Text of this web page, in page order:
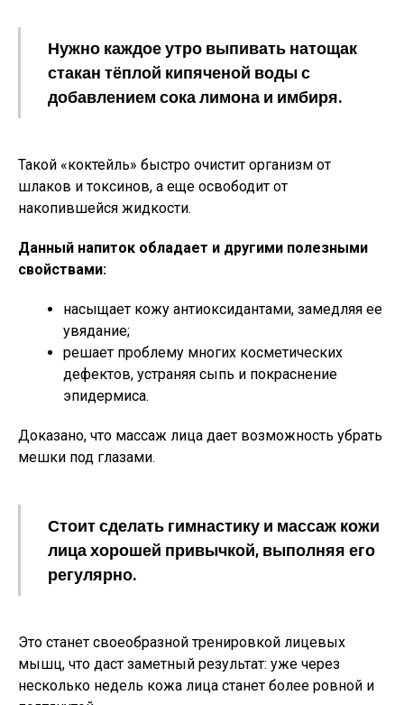
Нужно каждое утро выпивать натощак
стакан тёплой кипяченой воды с
добавлением сока лимона и имбиря.
Такой «коктейль» быстро очистит организм от
шлаков и токсинов, а еще освободит от
накопившейся жидкости.
Данный напиток обладает и другими полезными
свойствами:
насыщает кожу антиоксидантами, замедляя ее
увядание;
решает проблему многих косметических
дефектов, устраняя сыпь и покраснение
эпидермиса.
Доказано, что массаж лица дает возможность убрать
мешки под глазами.
Стоит сделать гимнастику и массаж кожи
лица хорошей привычкой, выполняя его
регулярно.
Это станет своеобразной тренировкой лицевых
мышц, что даст заметный результат: уже через
несколько недель кожа лица станет более ровной и